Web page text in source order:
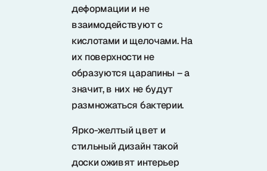
деформации и не
взаимодействуют с
кислотами и щелочами. На
их поверхности не
образуются царапины – а
значит, в них не будут
размножаться бактерии.
Ярко-желтый цвет и
стильный дизайн такой
доски оживят интерьер